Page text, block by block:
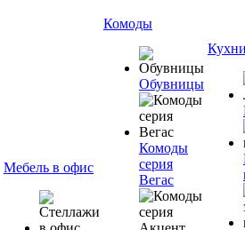
Мебель в офис
Комоды
Обувницы
Комоды
серия
Вегас